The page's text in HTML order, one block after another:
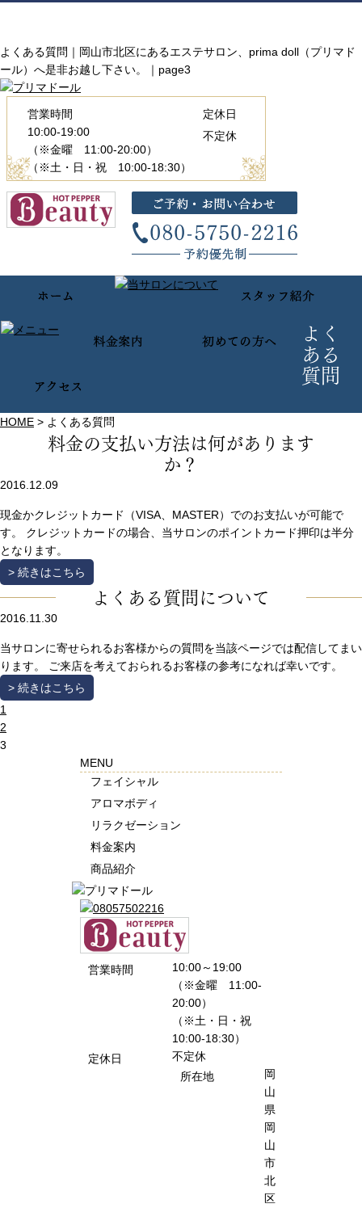
よくある質問｜岡山市北区にあるエステサロン、prima doll（プリマド
ール）へ是非お越し下さい。｜page3
営業時間
10:00-19:00
（※金曜 11:00-20:00）
（※土・日・祝 10:00-18:30）
定休日
不定休
よく
ある
質問
HOME > よくある質問
料金の支払い方法は何があります
か？
2016.12.09
現金かクレジットカード（VISA、MASTER）でのお支払いが可能で
す。 クレジットカードの場合、当サロンのポイントカード押印は半分
となります。
> 続きはこちら
よくある質問について
2016.11.30
当サロンに寄せられるお客様からの質問を当該ページでは配信してまい
ります。 ご来店を考えておられるお客様の参考になれば幸いです。
> 続きはこちら
1
2
3
MENU
フェイシャル
アロマボディ
リラクゼーション
料金案内
商品紹介
営業時間
10:00～19:00
（※金曜 11:00-
20:00）
（※土・日・祝
10:00-18:30）
定休日
不定休
所在地
岡
山
県
岡
山
市
北
区